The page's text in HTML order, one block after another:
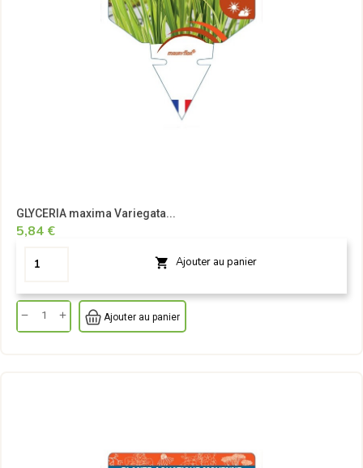
GLYCERIA maxima Variegata...
5,84 €
 Ajouter au panier
Ajouter au panier